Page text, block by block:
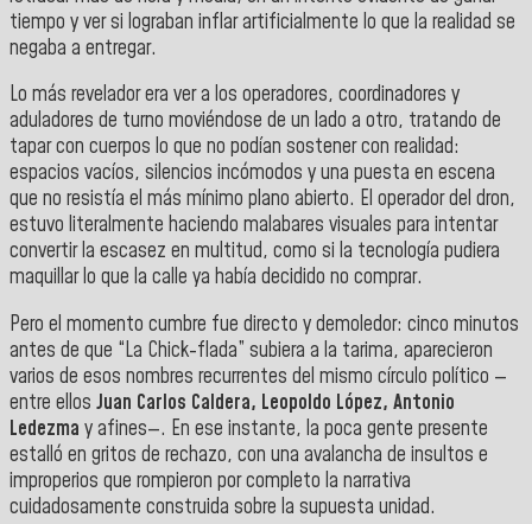
tiempo y ver si lograban inflar artificialmente lo que la realidad se
negaba a entregar.
Lo más revelador era ver a los operadores, coordinadores y
aduladores de turno moviéndose de un lado a otro, tratando de
tapar con cuerpos lo que no podían sostener con realidad:
espacios vacíos, silencios incómodos y una puesta en escena
que no resistía el más mínimo plano abierto. El operador del dron,
estuvo literalmente haciendo malabares visuales para intentar
convertir la escasez en multitud, como si la tecnología pudiera
maquillar lo que la calle ya había decidido no comprar.
Pero el momento cumbre fue directo y demoledor: cinco minutos
antes de que “La Chick-flada” subiera a la tarima, aparecieron
varios de esos nombres recurrentes del mismo círculo político —
entre ellos Juan Carlos Caldera, Leopoldo López, Antonio
Ledezma y afines—. En ese instante, la poca gente presente
estalló en gritos de rechazo, con una avalancha de insultos e
improperios que rompieron por completo la narrativa
cuidadosamente construida sobre la supuesta unidad.